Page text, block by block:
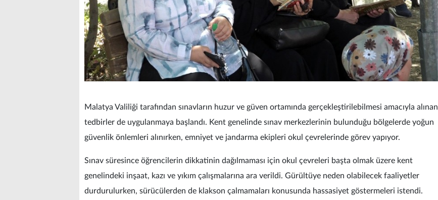
Malatya Valiliği tarafından sınavların huzur ve güven ortamında gerçekleştirilebilmesi amacıyla alınan
tedbirler de uygulanmaya başlandı. Kent genelinde sınav merkezlerinin bulunduğu bölgelerde yoğun
güvenlik önlemleri alınırken, emniyet ve jandarma ekipleri okul çevrelerinde görev yapıyor.
Sınav süresince öğrencilerin dikkatinin dağılmaması için okul çevreleri başta olmak üzere kent
genelindeki inşaat, kazı ve yıkım çalışmalarına ara verildi. Gürültüye neden olabilecek faaliyetler
durdurulurken, sürücülerden de klakson çalmamaları konusunda hassasiyet göstermeleri istendi.